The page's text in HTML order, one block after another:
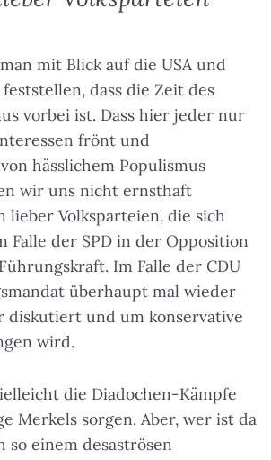
mit Blick auf die USA und
dass die Zeit des
vorbei ist. Dass hier jeder nur
frönt und
hässlichem Populismus
wir uns nicht ernsthaft
lieber Volksparteien, die sich
Falle der SPD in der Opposition
Im Falle der CDU
überhaupt mal wieder
diskutiert und um konservative
wird.
die Diadochen-Kämpfe
Merkels sorgen. Aber, wer ist da
so einem desaströsen